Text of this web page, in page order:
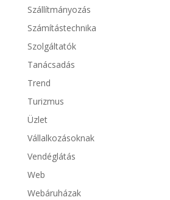
Szállítmányozás
Számítástechnika
Szolgáltatók
Tanácsadás
Trend
Turizmus
Üzlet
Vállalkozásoknak
Vendéglátás
Web
Webáruházak